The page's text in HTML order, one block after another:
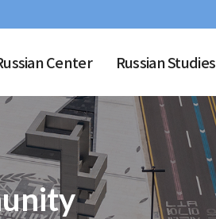
Center Russian Studies